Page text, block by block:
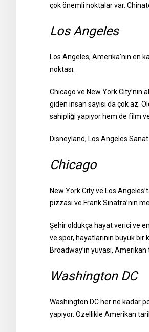
çok önemli noktalar var.
Los Angeles
Los Angeles, Amerika’nın en
noktası.
Chicago ve New York City’nin
giden insan sayısı da çok az.
sahipliği yapıyor hem de film
Disneyland, Los Angeles
Chicago
New York City ve Los
pizzası ve Frank Sinatra’nın
Şehir oldukça hayat verici ve
ve spor, hayatlarının büyük bir
Broadway’in yuvası,
Washington DC
Washington DC her ne kadar
yapıyor. Özellikle Amerikan